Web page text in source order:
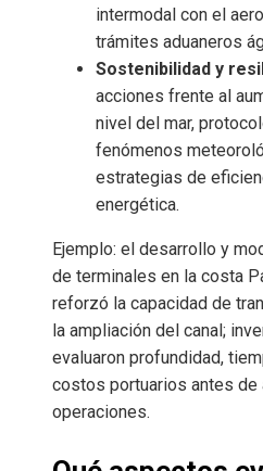
intermodal con el
trámites aduaneros
Sostenibilidad y
acciones frente al
nivel del mar,
fenómenos
estrategias de
energética.
Ejemplo: el desarrollo y
de terminales en la costa
reforzó la capacidad de
la ampliación del canal;
evaluaron profundidad,
costos portuarios antes de
operaciones.